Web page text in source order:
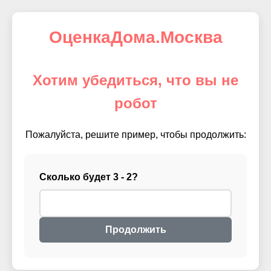
ОценкаДома.Москва
Хотим убедиться, что вы не
робот
Пожалуйста, решите пример, чтобы продолжить:
Сколько будет 3 - 2?
Продолжить